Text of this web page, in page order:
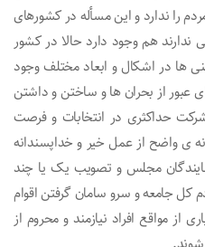
را ندارد و این مسأله در کشورهای
ندارند هم وجود دارد حالا در کشور
ها در اشکال و ابعاد مختلف وجود
عبور از بحران ها و ساختن و داشتن
حداکثری در انتخابات و فرصت
ی واضح از عمل خیر و خداپسندانه
مجلس و تصویب یک یا چند
جامعه و سرو سامان گرفتن اقوام
مواقع افراد نیازمند و محروم از